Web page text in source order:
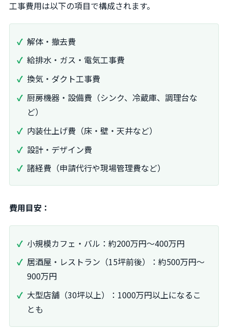
工事費用は以下の項目で構成されます。
解体・撤去費
給排水・ガス・電気工事費
換気・ダクト工事費
厨房機器・設備費（シンク、冷蔵庫、調理台な
ど）
内装仕上げ費（床・壁・天井など）
設計・デザイン費
諸経費（申請代行や現場管理費など）
費用目安：
小規模カフェ・バル：約200万円～400万円
居酒屋・レストラン（15坪前後）：約500万円～
900万円
大型店舗（30坪以上）：1000万円以上になるこ
とも